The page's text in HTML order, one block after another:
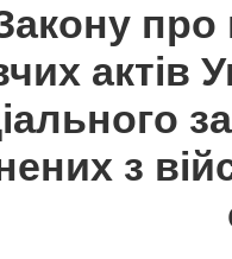
про
актів
з